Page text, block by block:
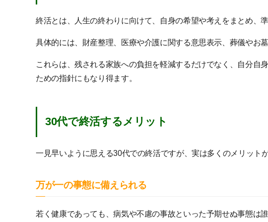
終活とは、人生の終わりに向けて、自身の希望や考えをまとめ、
具体的には、財産整理、医療や介護に関する意思表示、葬儀やお
これらは、残される家族への負担を軽減するだけでなく、自分自
ための指針にもなり得ます。
30代で終活するメリット
一見早いように思える30代での終活ですが、実は多くのメリットが
万が一の事態に備えられる
若く健康であっても、病気や不慮の事故といった予期せぬ事態は